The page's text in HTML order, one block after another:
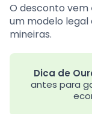
O desconto vem
um modelo legal
mineiras.
Dica de
antes para